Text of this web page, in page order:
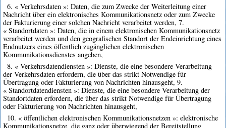
6. « Verkehrsdaten »: Daten, die zum Zwecke der Weiterleitung einer
Nachricht über ein elektronisches Kommunikationsnetz oder zum Zwecke
der Fakturierung einer solchen Nachricht verarbeitet werden, 7.
« Standortdaten »: Daten, die in einem elektronischen Kommunikationsnetz
verarbeitet werden und den geografischen Standort der Endeinrichtung eines
Endnutzers eines öffentlich zugänglichen elektronischen
Kommunikationsdienstes angeben,
8. « Verkehrsdatendiensten »: Dienste, die eine besondere Verarbeitung
der Verkehrsdaten erfordern, die über das strikt Notwendige für
Übertragung oder Fakturierung von Nachrichten hinausgeht, 9.
« Standortdatendiensten »: Dienste, die eine besondere Verarbeitung der
Standortdaten erfordern, die über das strikt Notwendige für Übertragung
oder Fakturierung von Nachrichten hinausgeht,
10. « öffentlichen elektronischen Kommunikationsnetzen »: elektronische
Kommunikationsnetze, die ganz oder überwiegend der Bereitstellung